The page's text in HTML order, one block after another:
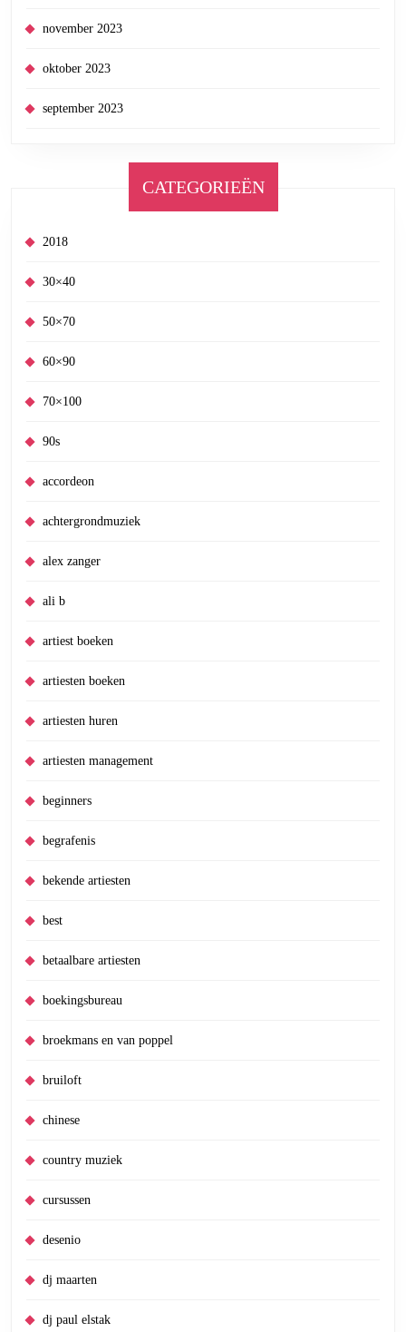
november 2023
oktober 2023
september 2023
CATEGORIEËN
2018
30×40
50×70
60×90
70×100
90s
accordeon
achtergrondmuziek
alex zanger
ali b
artiest boeken
artiesten boeken
artiesten huren
artiesten management
beginners
begrafenis
bekende artiesten
best
betaalbare artiesten
boekingsbureau
broekmans en van poppel
bruiloft
chinese
country muziek
cursussen
desenio
dj maarten
dj paul elstak